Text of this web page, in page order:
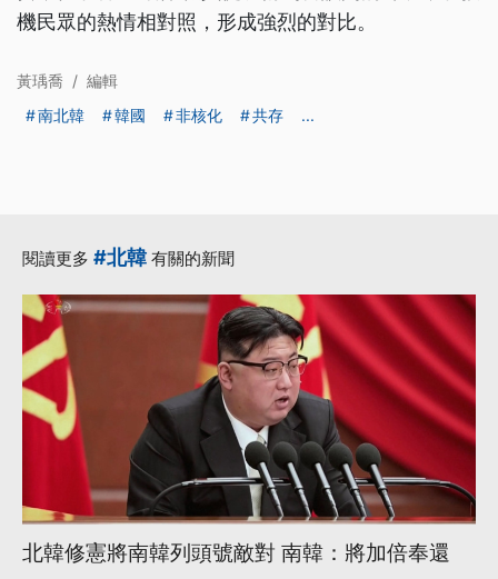
機民眾的熱情相對照，形成強烈的對比。
黃瑀喬 / 編輯
南北韓
韓國 非核化 共存 ...
閱讀更多 #北韓 有關的新聞
北韓修憲將南韓列頭號敵對 南韓：將加倍奉還